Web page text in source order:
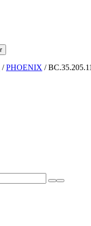
/PHOENIX /